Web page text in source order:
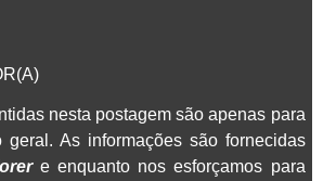
nesta postagem são apenas para
geral. As informações são fornecidas
e enquanto nos esforçamos para